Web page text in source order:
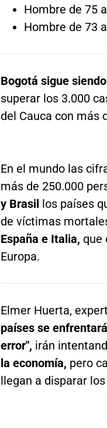
Hombre de 75
Hombre de 73
Bogotá sigue
superar los 3.000
del Cauca con más
En el mundo las
más de 250.000
y Brasil los países
de víctimas
España e Italia, que
Europa.
Elmer Huerta,
países se
error", irán
la economía, pero
llegan a disparar